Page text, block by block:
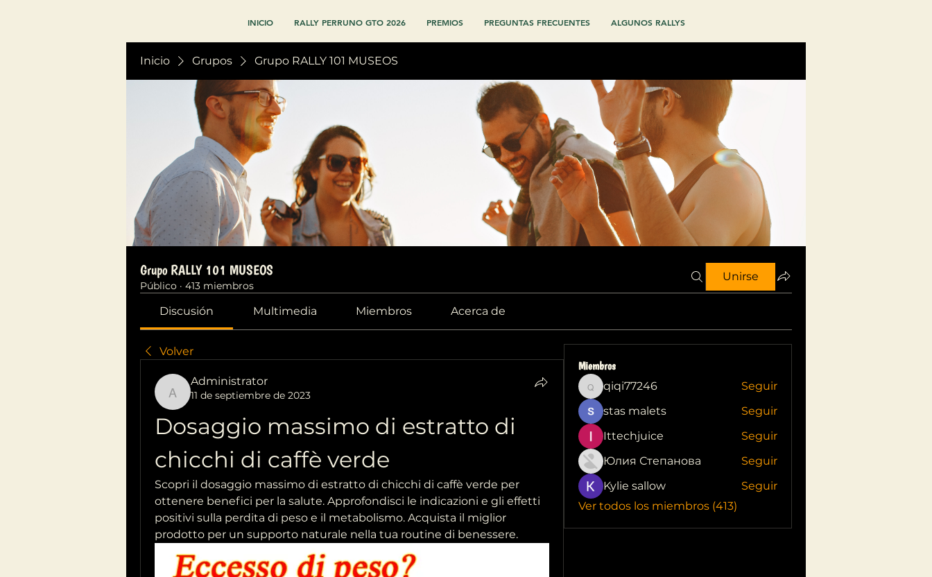
INICIO RALLY PERRUNO GTO 2026 PREMIOS PREGUNTAS FRECUENTES ALGUNOS RALLYS
Inicio Grupos Grupo RALLY 101 MUSEOS
Grupo RALLY 101 MUSEOS
Público · 413 miembros
Unirse
Discusión Multimedia Miembros Acerca de
Volver
Administrator
Administrator
11 de septiembre de 2023
Dosaggio massimo di estratto di
chicchi di caffè verde
Scopri il dosaggio massimo di estratto di chicchi di caffè verde per
ottenere benefici per la salute. Approfondisci le indicazioni e gli effetti
positivi sulla perdita di peso e il metabolismo. Acquista il miglior
prodotto per un supporto naturale nella tua routine di benessere.
Miembros
qiqi77246
qiqi77246
Seguir
stas malets
Seguir
Ittechjuice
Seguir
Юлия Степанова
Seguir
Kylie sallow
Seguir
Ver todos los miembros (413)